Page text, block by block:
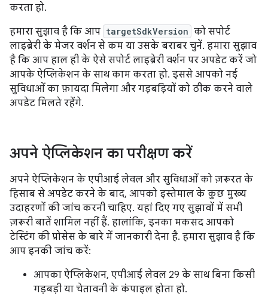
करता हो.
हमारा सुझाव है कि आप targetSdkVersion को सपोर्ट
लाइब्रेरी के मेजर वर्शन से कम या उसके बराबर चुनें. हमारा सुझाव
है कि आप हाल ही के ऐसे सपोर्ट लाइब्रेरी वर्शन पर अपडेट करें जो
आपके ऐप्लिकेशन के साथ काम करता हो. इससे आपको नई
सुविधाओं का फ़ायदा मिलेगा और गड़बड़ियों को ठीक करने वाले
अपडेट मिलते रहेंगे.
अपने ऐप्लिकेशन का परीक्षण करें
अपने ऐप्लिकेशन के एपीआई लेवल और सुविधाओं को ज़रूरत के
हिसाब से अपडेट करने के बाद, आपको इस्तेमाल के कुछ मुख्य
उदाहरणों की जांच करनी चाहिए. यहां दिए गए सुझावों में सभी
ज़रूरी बातें शामिल नहीं हैं. हालांकि, इनका मकसद आपको
टेस्टिंग की प्रोसेस के बारे में जानकारी देना है. हमारा सुझाव है कि
आप इनकी जांच करें:
आपका ऐप्लिकेशन, एपीआई लेवल 29 के साथ बिना किसी
गड़बड़ी या चेतावनी के कंपाइल होता हो.